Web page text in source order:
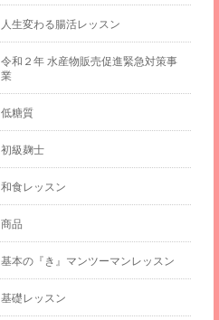
人生変わる腸活レッスン
令和２年 水産物販売促進緊急対策事
業
低糖質
初級麹士
和食レッスン
商品
基本の『き』マンツーマンレッスン
基礎レッスン